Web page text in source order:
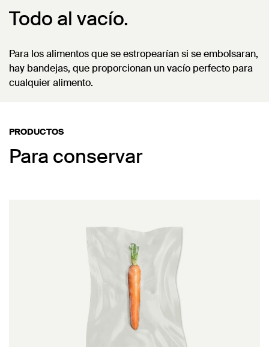
Todo al vacío.
Para los alimentos que se estropearían si se embolsaran,
hay bandejas, que proporcionan un vacío perfecto para
cualquier alimento.
PRODUCTOS
Para conservar